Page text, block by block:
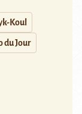
Koul
du Jour